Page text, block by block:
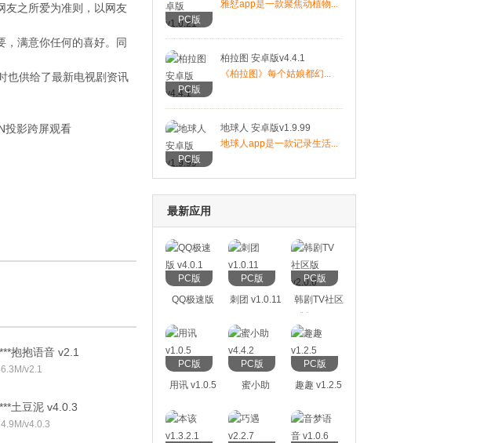
之所爱为准则，以网友
满意你任何的喜好。同
供给了最新电视剧资讯
影跨屏观看
抱抱语音 v2.1
v2.1
土豆泥 v4.0.3
v4.0.3
PC版
雅恏app是一款聚焦动植物...
PC版
柏拉图 安卓版v4.4.1
《柏拉图》每个姑娘都幻...
PC版
地球人 安卓版v1.9.99
地球人app是一款记录生活...
最新应用
PC版
QQ极速版
PC版
刺团 v1.0.11
PC版
韩剧TV社区
PC版
用讯 v1.0.5
PC版
蜜小助
PC版
趣趣 v1.2.5